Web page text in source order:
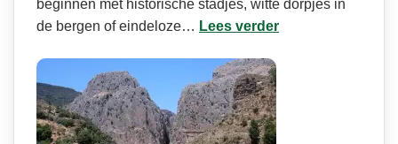
beginnen met historische stadjes, witte dorpjes in
de bergen of eindeloze… Lees verder